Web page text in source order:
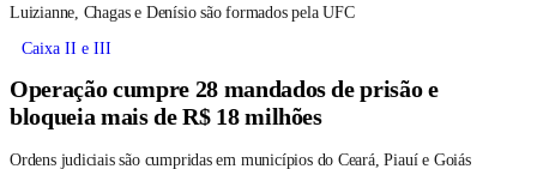
Luizianne, Chagas e Denísio são formados pela UFC
Caixa II e III
Operação cumpre 28 mandados de prisão e
bloqueia mais de R$ 18 milhões
Ordens judiciais são cumpridas em municípios do Ceará, Piauí e Goiás